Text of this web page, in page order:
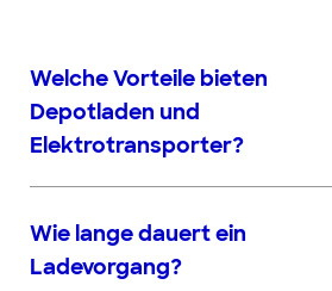
Welche Vorteile bieten
Depotladen und
Elektrotransporter?
Wie lange dauert ein
Ladevorgang?